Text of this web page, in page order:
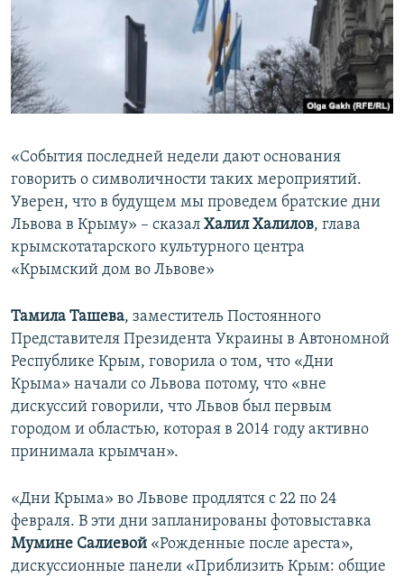
«События последней недели дают основания
говорить о символичности таких мероприятий.
Уверен, что в будущем мы проведем братские дни
Львова в Крыму» – сказал Халил Халилов, глава
крымскотатарского культурного центра
«Крымский дом во Львове»
Тамила Ташева, заместитель Постоянного
Представителя Президента Украины в Автономной
Республике Крым, говорила о том, что «Дни
Крыма» начали со Львова потому, что «вне
дискуссий говорили, что Львов был первым
городом и областью, которая в 2014 году активно
принимала крымчан».
«Дни Крыма» во Львове продлятся с 22 по 24
февраля. В эти дни запланированы фотовыставка
Мумине Салиевой «Рожденные после ареста»,
дискуссионные панели «Приблизить Крым: общие